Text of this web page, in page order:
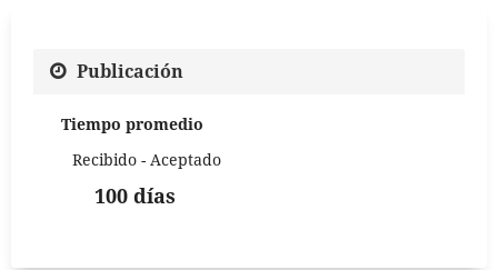
Publicación
Tiempo promedio
Recibido - Aceptado
100 días